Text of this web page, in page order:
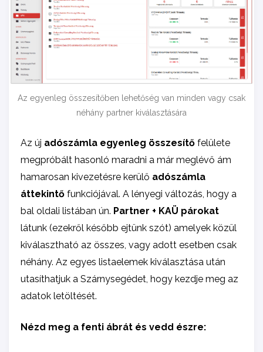
Az egyenleg összesítőben lehetőség van minden vagy csak
néhány partner kiválasztására
Az új adószámla egyenleg összesítő felülete
megpróbált hasonló maradni a már meglévő ám
hamarosan kivezetésre kerülő adószámla
áttekintő funkciójával. A lényegi változás, hogy a
bal oldali listában ún. Partner + KAÜ párokat
látunk (ezekről később ejtünk szót) amelyek közül
kiválasztható az összes, vagy adott esetben csak
néhány. Az egyes listaelemek kiválasztása után
utasíthatjuk a Szárnysegédet, hogy kezdje meg az
adatok letöltését.
Nézd meg a fenti ábrát és vedd észre: